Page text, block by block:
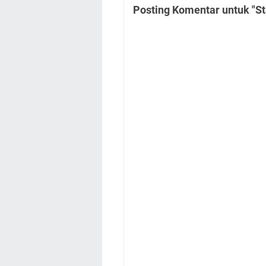
Posting Komentar untuk